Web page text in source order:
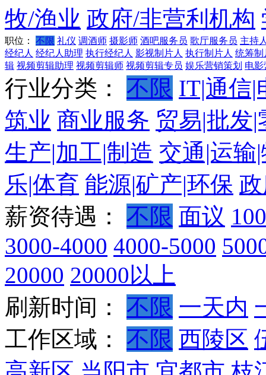
牧/渔业 政府/非营利机构
职位： 不限 礼仪 调酒师 摄影师 酒吧服务员 歌厅服务员 主持
经纪人 经纪人助理 执行经纪人 影视制片人 执行制片人 统筹制
辑 视频剪辑助理 视频剪辑师 视频剪辑专员 娱乐营销策划 电影
行业分类： 不限 IT|通信|
筑业 商业服务 贸易|批发
生产|加工|制造 交通|运输
乐|体育 能源|矿产|环保
薪资待遇：
不限 面议
3000-4000 4000-5000
20000 20000以上
刷新时间：
不限 一天内
工作区域：
不限 西陵区